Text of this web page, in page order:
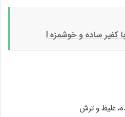
کفیر ساده و خوشمزه !